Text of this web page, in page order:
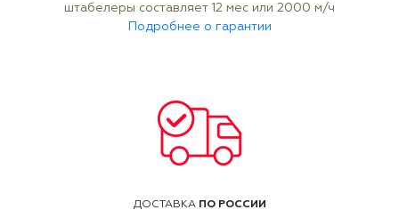
штабелеры составляет 12 мес или 2000 м/ч
Подробнее о гарантии
ДОСТАВКА ПО РОССИИ